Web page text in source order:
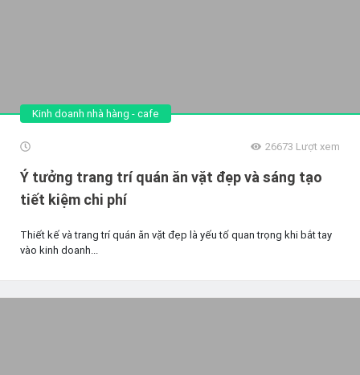
Kinh doanh nhà hàng - cafe
26673 Lượt xem
Ý tưởng trang trí quán ăn vặt đẹp và sáng tạo
tiết kiệm chi phí
Thiết kế và trang trí quán ăn vặt đẹp là yếu tố quan trọng khi bắt tay
vào kinh doanh...